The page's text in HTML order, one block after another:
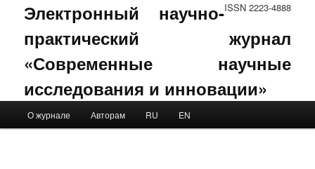
ISSN 2223-4888
Электронный научно-
практический журнал
«Современные научные
исследования и инновации»
Skip to primary content
Skip to secondary content
О журнале Авторам RU EN